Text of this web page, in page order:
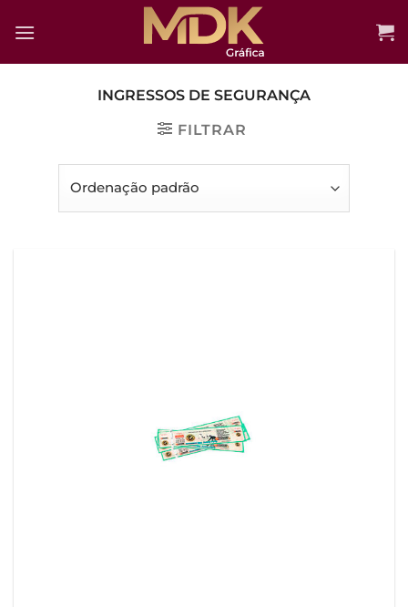
INGRESSOS DE SEGURANÇA
FILTRAR